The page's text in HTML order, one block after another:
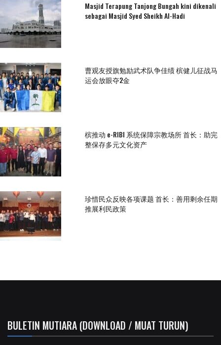
Masjid Terapung Tanjong Bungah kini dikenali
sebagai Masjid Syed Sheikh Al-Hadi
曹观友授旗勉励武术队争佳绩 槟健儿征战马
运会放眼夺2金
槟推动 e-RIBI 系统保障宗教场所 首长：助完
整保存多元文化资产
珍惜民众反映各项课题 首长：善用剩余任期
推展利民政策
BULETIN MUTIARA (DOWNLOAD / MUAT TURUN)